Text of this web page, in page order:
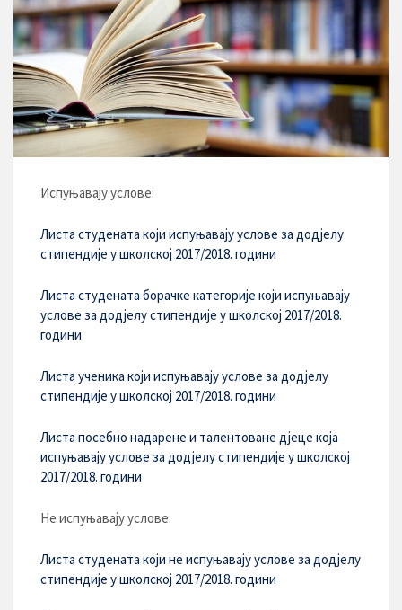
Испуњавају услове:
Листа студената који испуњавају услове за додјелу
стипендије у школској 2017/2018. години
Листа студената борачке категорије који испуњавају
услове за додјелу стипендије у школској 2017/2018.
години
Листа ученика који испуњавају услове за додјелу
стипендије у школској 2017/2018. години
Листа посебно надарене и талентоване дјеце која
испуњавају услове за додјелу стипендије у школској
2017/2018. години
Не испуњавају услове:
Листа студената који не испуњавају услове за додјелу
стипендије у школској 2017/2018. години